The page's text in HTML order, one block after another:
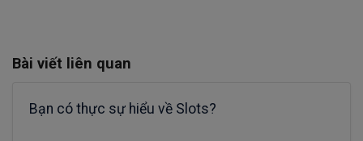
Bài viết liên quan
Bạn có thực sự hiểu về Slots?